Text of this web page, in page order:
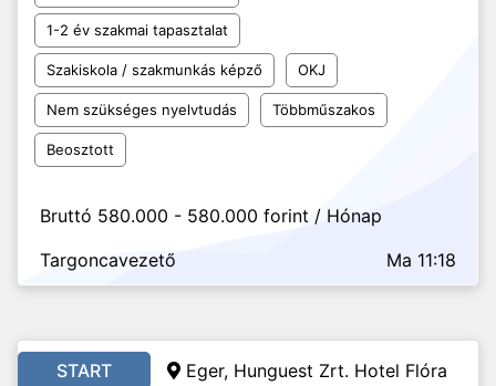
1-2 év szakmai tapasztalat
Szakiskola / szakmunkás képző OKJ
Nem szükséges nyelvtudás Többműszakos
Beosztott
Bruttó 580.000 - 580.000 forint / Hónap
Targoncavezető
Ma 11:18
START
Eger, Hunguest Zrt. Hotel Flóra